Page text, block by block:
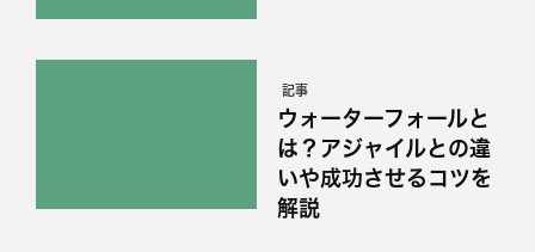
記事
ウォーターフォールと
は？アジャイルとの違
いや成功させるコツを
解説